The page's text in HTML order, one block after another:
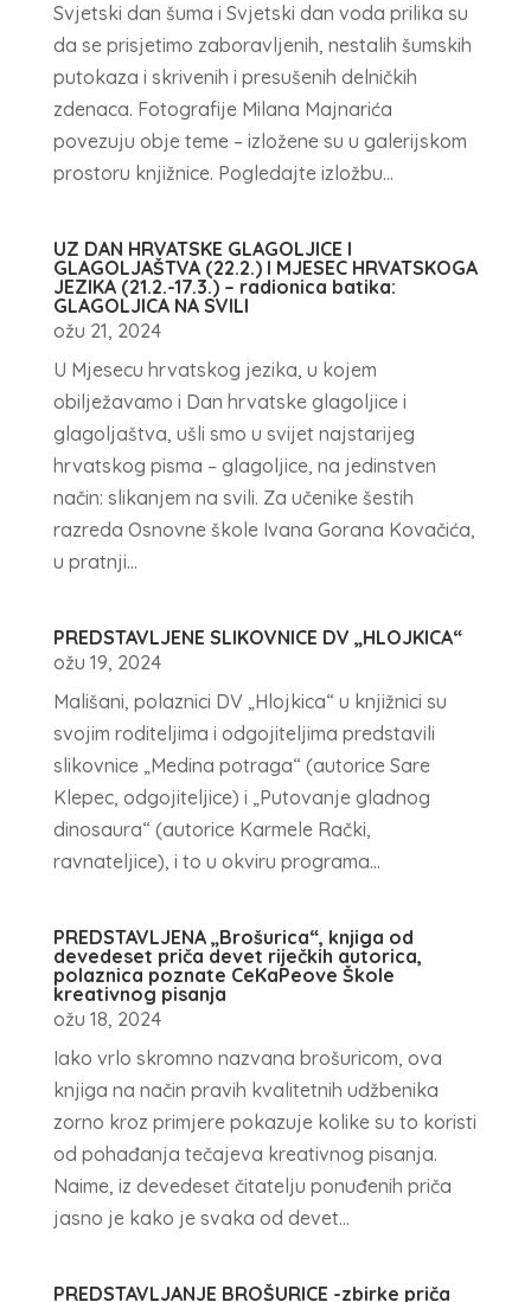
Svjetski dan šuma i Svjetski dan voda prilika su
da se prisjetimo zaboravljenih, nestalih šumskih
putokaza i skrivenih i presušenih delničkih
zdenaca. Fotografije Milana Majnarića
povezuju obje teme – izložene su u galerijskom
prostoru knjižnice. Pogledajte izložbu...
UZ DAN HRVATSKE GLAGOLJICE I
GLAGOLJAŠTVA (22.2.) I MJESEC HRVATSKOGA
JEZIKA (21.2.-17.3.) – radionica batika:
GLAGOLJICA NA SVILI
ožu 21, 2024
U Mjesecu hrvatskog jezika, u kojem
obilježavamo i Dan hrvatske glagoljice i
glagoljaštva, ušli smo u svijet najstarijeg
hrvatskog pisma – glagoljice, na jedinstven
način: slikanjem na svili. Za učenike šestih
razreda Osnovne škole Ivana Gorana Kovačića,
u pratnji...
PREDSTAVLJENE SLIKOVNICE DV „HLOJKICA“
ožu 19, 2024
Mališani, polaznici DV „Hlojkica“ u knjižnici su
svojim roditeljima i odgojiteljima predstavili
slikovnice „Medina potraga“ (autorice Sare
Klepec, odgojiteljice) i „Putovanje gladnog
dinosaura“ (autorice Karmele Rački,
ravnateljice), i to u okviru programa...
PREDSTAVLJENA „Brošurica“, knjiga od
devedeset priča devet riječkih autorica,
polaznica poznate CeKaPeove Škole
kreativnog pisanja
ožu 18, 2024
Iako vrlo skromno nazvana brošuricom, ova
knjiga na način pravih kvalitetnih udžbenika
zorno kroz primjere pokazuje kolike su to koristi
od pohađanja tečajeva kreativnog pisanja.
Naime, iz devedeset čitatelju ponuđenih priča
jasno je kako je svaka od devet...
PREDSTAVLJANJE BROŠURICE -zbirke priča